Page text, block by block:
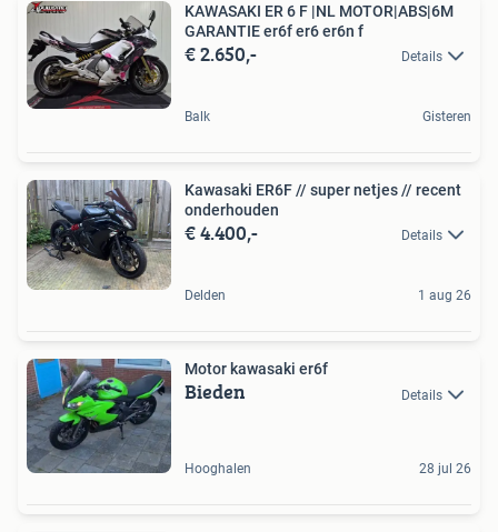
KAWASAKI ER 6 F |NL MOTOR|ABS|6M
GARANTIE er6f er6 er6n f
€ 2.650,- Details
Balk Gisteren
Kawasaki ER6F // super netjes // recent
onderhouden
€ 4.400,- Details
Delden 1 aug 26
Motor kawasaki er6f
Bieden Details
Hooghalen 28 jul 26